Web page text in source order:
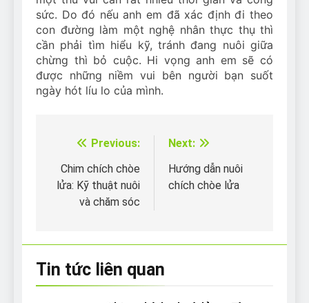
sức. Do đó nếu anh em đã xác định đi theo
con đường làm một nghệ nhân thực thụ thì
cần phải tìm hiểu kỹ, tránh đang nuôi giữa
chừng thì bỏ cuộc. Hi vọng anh em sẽ có
được những niềm vui bên người bạn suốt
ngày hót líu lo của mình.
Điều
hướng
Previous:
Chim chích chòe
lửa: Kỹ thuật nuôi
và chăm sóc
Next:
Hướng dẫn nuôi
chích chòe lửa
Tin tức liên quan